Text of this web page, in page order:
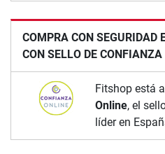
COMPRA CON SEGURIDAD
CON SELLO DE
Fitshop está
Online, el
líder en